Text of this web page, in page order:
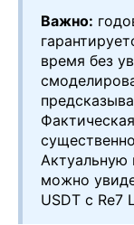
Важно:
время без
Актуальную
можно
USDT с Re7